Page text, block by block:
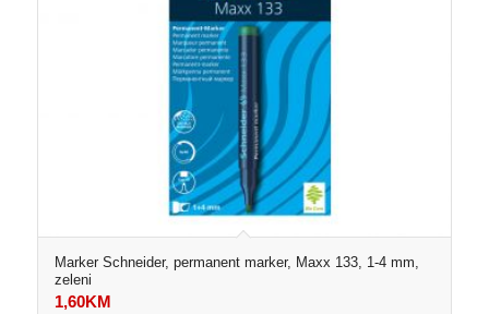
Marker Schneider, permanent marker, Maxx 133, 1-4 mm,
zeleni
1,60KM